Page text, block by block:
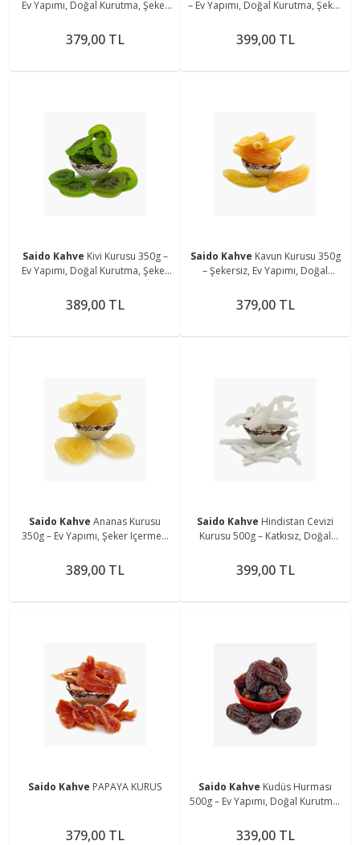
Ev Yapımı, Doğal Kurutma, Şeker
379,00 TL
– Ev Yapımı, Doğal Kurutma, Şeker
399,00 TL
Saido Kahve Kivi Kurusu 350g –
Ev Yapımı, Doğal Kurutma, Şeker
389,00 TL
Saido Kahve Kavun Kurusu 350g
– Şekersiz, Ev Yapımı, Doğal
379,00 TL
Saido Kahve Ananas Kurusu
350g – Ev Yapımı, Şeker Içermez,
389,00 TL
Saido Kahve Hindistan Cevizi
Kurusu 500g – Katkısız, Doğal
399,00 TL
Saido Kahve PAPAYA KURUS
379,00 TL
Saido Kahve Kudüs Hurması
500g – Ev Yapımı, Doğal Kurutma,
339,00 TL